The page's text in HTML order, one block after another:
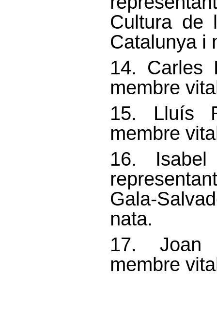
Cultura de
Catalunya i
14. Carles
membre
15. Lluís
membre
16. Isabel
Gala-
nata.
17. Joan
membre